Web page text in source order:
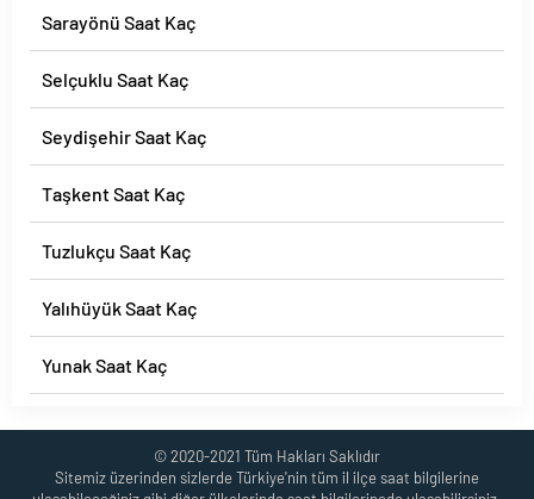
Sarayönü Saat Kaç
Selçuklu Saat Kaç
Seydişehir Saat Kaç
Taşkent Saat Kaç
Tuzlukçu Saat Kaç
Yalıhüyük Saat Kaç
Yunak Saat Kaç
© 2020-2021 Tüm Hakları Saklıdır
Sitemiz üzerinden sizlerde Türkiye'nin tüm il ilçe saat bilgilerine